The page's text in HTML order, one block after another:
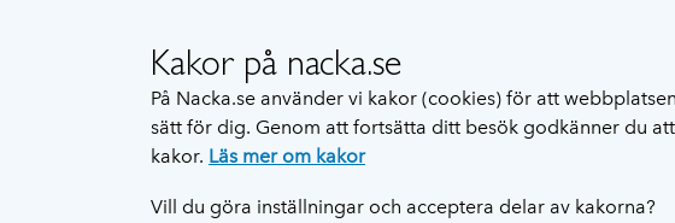
Kakor på nacka.se
På Nacka.se använder vi kakor (cookies) för att
sätt för dig. Genom att fortsätta ditt besök godkänner du
kakor. Läs mer om kakor
Vill du göra inställningar och acceptera delar av kakorna?